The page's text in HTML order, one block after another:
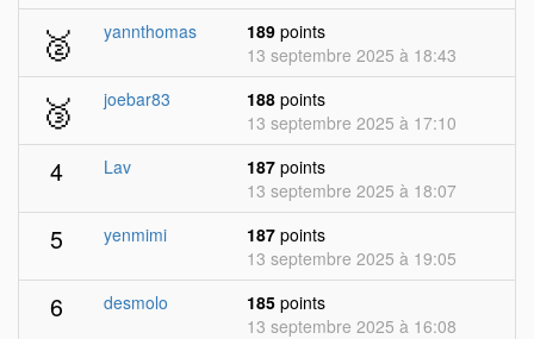
🥈 yannthomas 189 points
13 septembre 2025 à 18:43
🥉 joebar83 188 points
13 septembre 2025 à 17:10
4 Lav 187 points
13 septembre 2025 à 18:07
5 yenmimi 187 points
13 septembre 2025 à 19:05
6 desmolo 185 points
13 septembre 2025 à 16:08